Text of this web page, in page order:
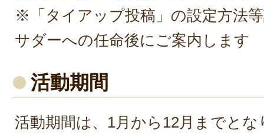
※「タイアップ投稿」の設定方法
サダーへの任命後にご案内します
活動期間
活動期間は、1月から12月までとな